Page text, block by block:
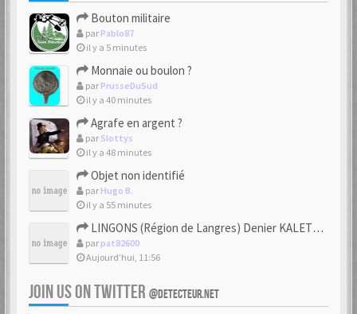
Bouton militaire
par Pablo87
il y a 5 minutes
Monnaie ou boulon ?
par PrusseDuSud
il y a 40 minutes
Agrafe en argent ?
par Slottys
il y a 48 minutes
Objet non identifié
par Hugo B.
il y a 55 minutes
LINGONS (Région de Langres) Denier KALETEDOY à la rouelle
par pat82600
Aujourd’hui, 11:56
JOIN US ON TWITTER @DETECTEUR.NET